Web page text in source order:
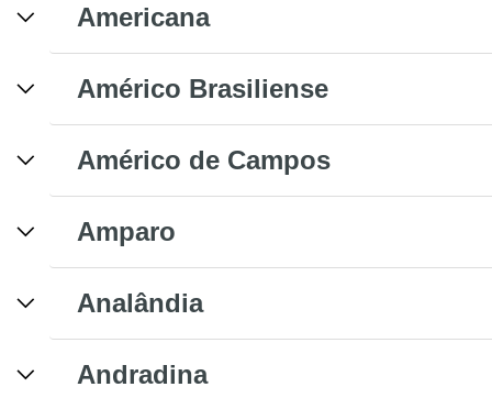
Americana
Américo Brasiliense
Américo de Campos
Amparo
Analândia
Andradina